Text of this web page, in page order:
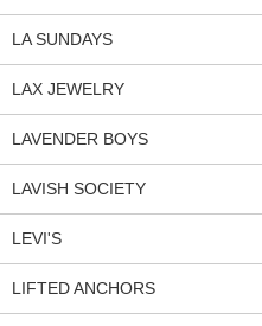
LA SUNDAYS
LAX JEWELRY
LAVENDER BOYS
LAVISH SOCIETY
LEVI'S
LIFTED ANCHORS